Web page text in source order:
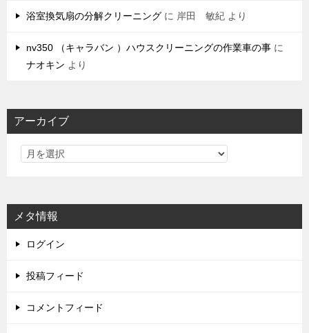
浴室換気扇の分解クリーニング に 岸田 敏紀 より
nv350 （キャラバン ）ハウスクリーニングの作業車の事 に
ナオキン より
アーカイブ
メタ情報
ログイン
投稿フィード
コメントフィード